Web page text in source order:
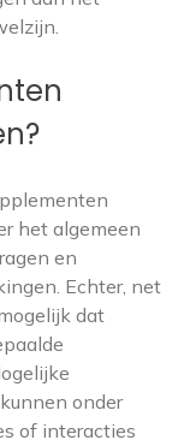
het algemeen
en
Echter, net
dat
onder
of interacties